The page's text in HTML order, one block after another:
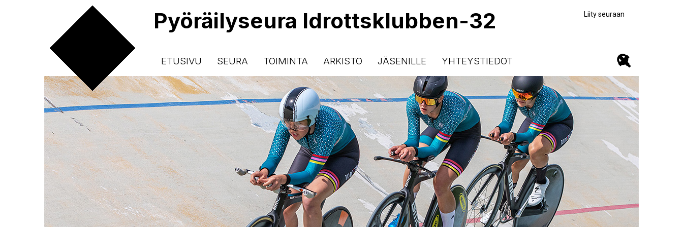
Pyöräilyseura Idrottsklubben-32
ETUSIVU SEURA TOIMINTA ARKISTO JÄSENILLE YHTEYSTIEDOT
Liity seuraan